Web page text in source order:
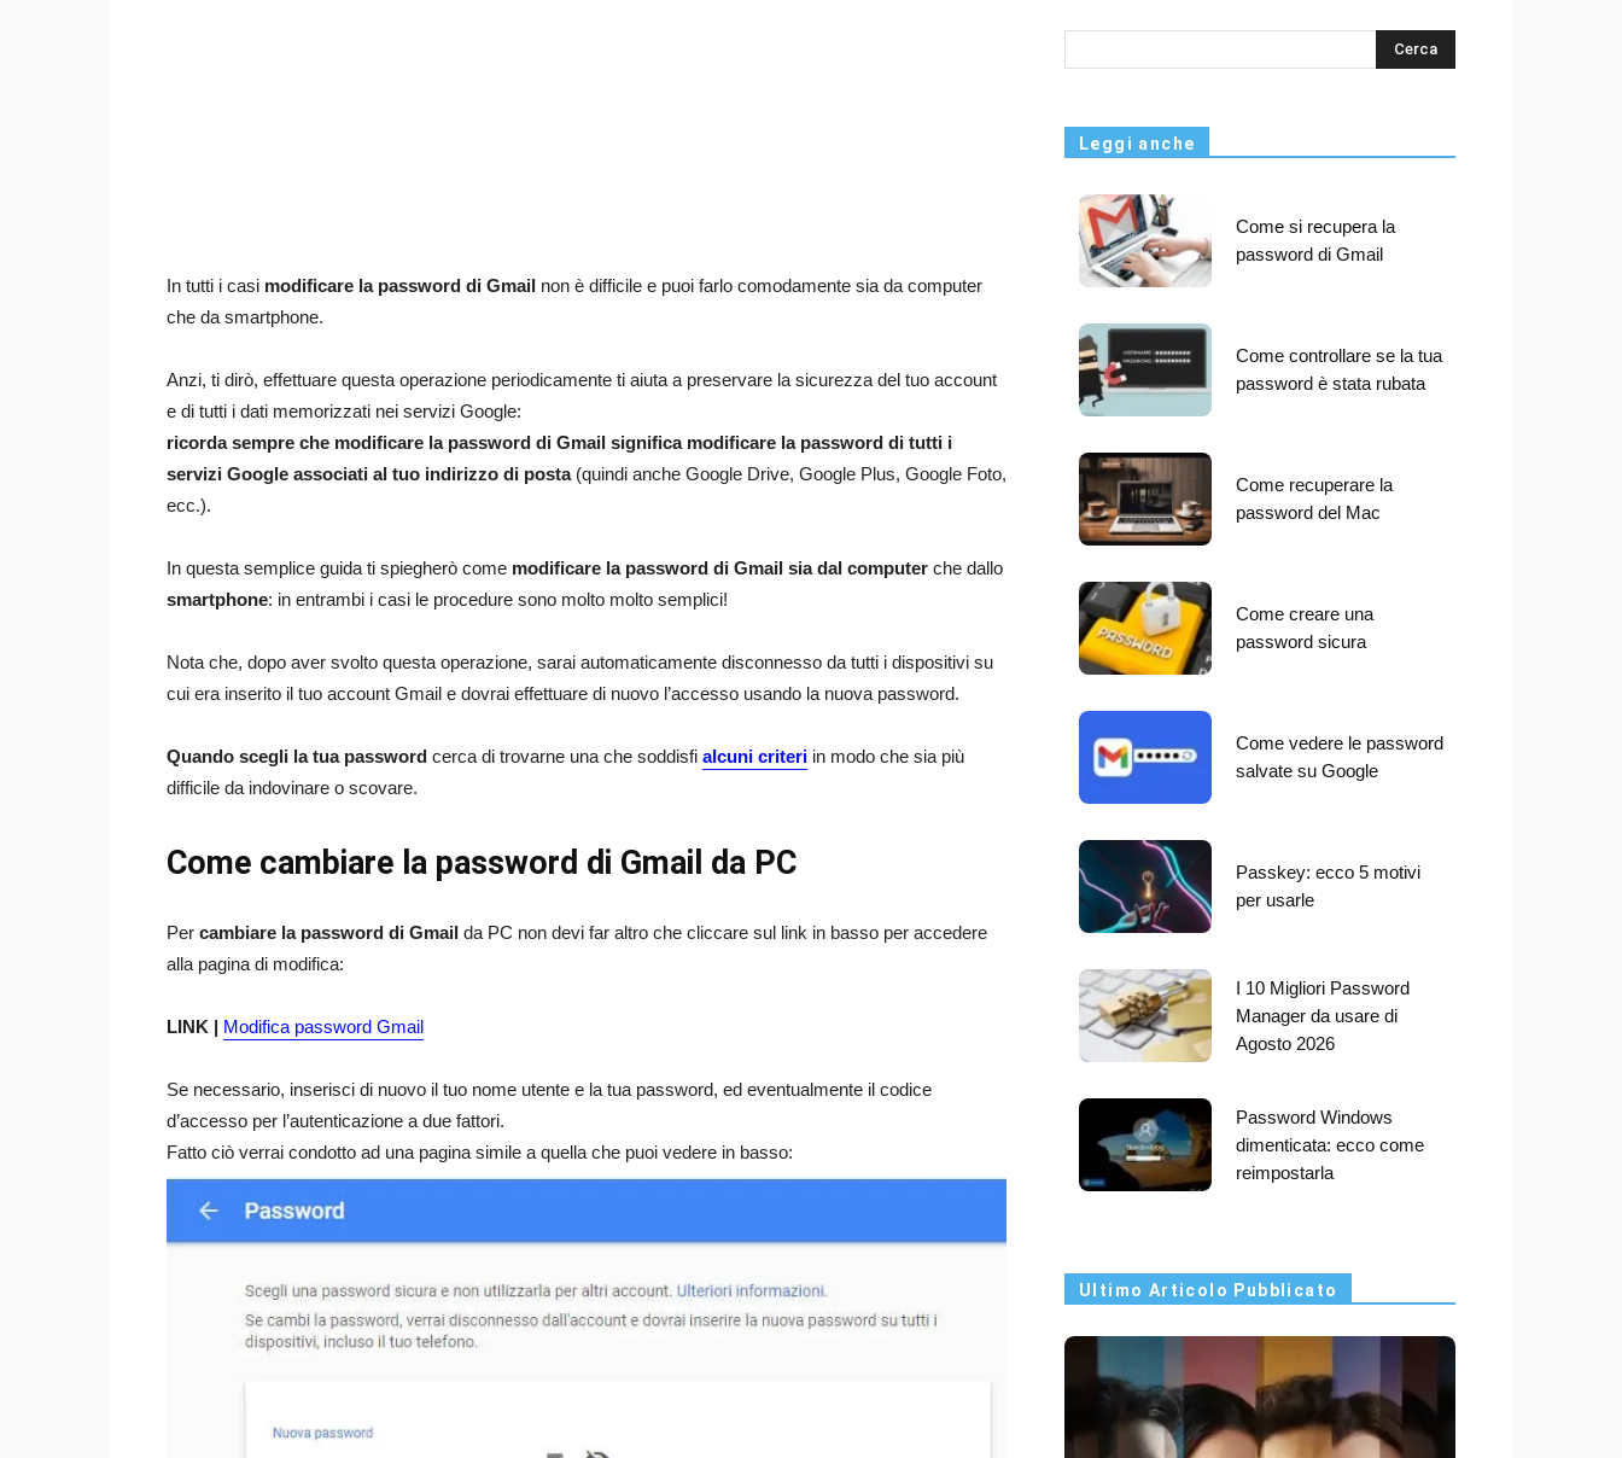
In tutti i casi modificare la password di Gmail non è difficile e puoi farlo comodamente sia da computer
che da smartphone.
Anzi, ti dirò, effettuare questa operazione periodicamente ti aiuta a preservare la sicurezza del tuo account
e di tutti i dati memorizzati nei servizi Google:
ricorda sempre che modificare la password di Gmail significa modificare la password di tutti i
servizi Google associati al tuo indirizzo di posta(quindi anche Google Drive, Google Plus, Google Foto,
ecc.).
In questa semplice guida ti spiegherò come modificare la password di Gmail sia dal computer che dallo
smartphone: in entrambi i casi le procedure sono molto molto semplici!
Nota che, dopo aver svolto questa operazione, sarai automaticamente disconnesso da tutti i dispositivi su
cui era inserito il tuo account Gmail e dovrai effettuare di nuovo l’accesso usando la nuova password.
Quando scegli la tua password cerca di trovarne una che soddisfi alcuni criteri in modo che sia più
difficile da indovinare o scovare.
Come cambiare la password di Gmail da PC
Per cambiare la password di Gmail da PC non devi far altro che cliccare sul link in basso per accedere
alla pagina di modifica:
LINK | Modifica password Gmail
Se necessario, inserisci di nuovo il tuo nome utente e la tua password, ed eventualmente il codice
d’accesso per l’autenticazione a due fattori.
Fatto ciò verrai condotto ad una pagina simile a quella che puoi vedere in basso:
s
Leggi anche
Come si recupera la
password di Gmail
Come controllare se la tua
password è stata rubata
Come recuperare la
password del Mac
Come creare una
password sicura
Come vedere le password
salvate su Google
Passkey: ecco 5 motivi
per usarle
I 10 Migliori Password
Manager da usare di
Agosto 2026
Password Windows
dimenticata: ecco come
reimpostarla
Ultimo Articolo Pubblicato